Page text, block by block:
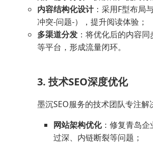
内容结构化设计：采用F型布局
冲突-问题-），提升阅读体验；
多渠道分发 ：将优化后的内容
等平台，形成流量闭环。
3. 技术SEO深度优化
墨沉SEO服务的技术团队专注解
网站架构优化：修复青岛企
过深、内链断裂等问题；